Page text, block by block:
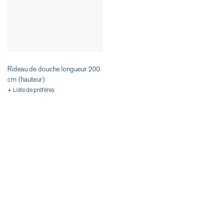
Rideau de douche longueur 200
cm (hauteur)
+ Liste de préféres